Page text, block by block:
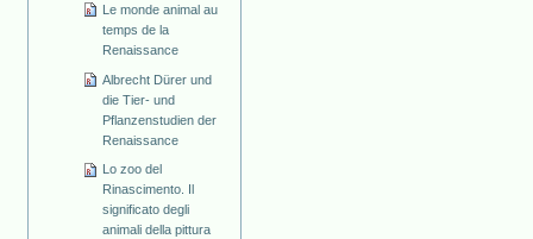
Le monde animal au
temps de la
Renaissance
Albrecht Dürer und
die Tier- und
Pflanzenstudien der
Renaissance
Lo zoo del
Rinascimento. Il
significato degli
animali della pittura